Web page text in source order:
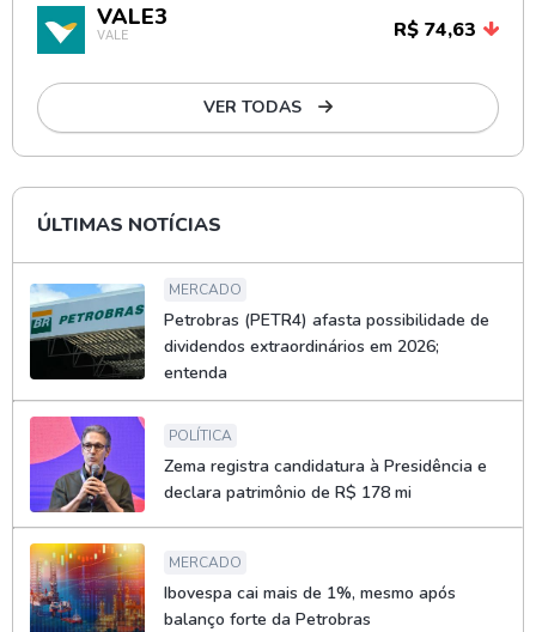
VALE3
VALE R$ 74,63
VER TODAS
ÚLTIMAS NOTÍCIAS
MERCADO
Petrobras (PETR4) afasta possibilidade de
dividendos extraordinários em 2026;
entenda
POLÍTICA
Zema registra candidatura à Presidência e
declara patrimônio de R$ 178 mi
MERCADO
Ibovespa cai mais de 1%, mesmo após
balanço forte da Petrobras